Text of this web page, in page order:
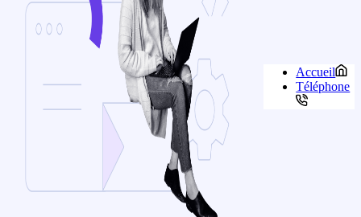
Accueil
Téléphone